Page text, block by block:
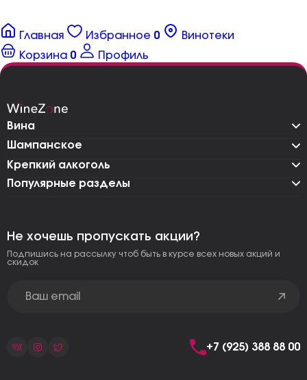
Главная Избранное 0
Винотеки
Корзина 0 Профиль
Вина
Шампанское
Крепкий алкоголь
Популярные разделы
Не хочешь пропускать акции?
Подпишись на рассылку чтоб быть в курсе всех новых акций и
скидок
+7 (925) 388 88 00